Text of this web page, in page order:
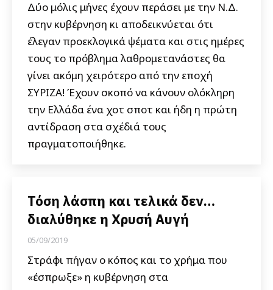
Δύο μόλις μήνες έχουν περάσει με την Ν.Δ.
στην κυβέρνηση κι αποδεικνύεται ότι
έλεγαν προεκλογικά ψέματα και στις ημέρες
τους το πρόβλημα λαθρομετανάστες θα
γίνει ακόμη χειρότερο από την εποχή
ΣΥΡΙΖΑ! Έχουν σκοπό να κάνουν ολόκληρη
την Ελλάδα ένα χοτ σποτ και ήδη η πρώτη
αντίδραση στα σχέδιά τους
πραγματοποιήθηκε.
Τόση λάσπη και τελικά δεν…
διαλύθηκε η Χρυσή Αυγή
05/09/2019
Στράφι πήγαν ο κόπος και το χρήμα που
«έσπρωξε» η κυβέρνηση στα